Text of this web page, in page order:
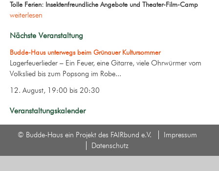
Tolle Ferien: Insektenfreundliche Angebote und Theater-Film-Camp
weiterlesen
Nächste Veranstaltung
Budde-Haus unterwegs beim Grünauer Kultursommer
Lagerfeuerlieder – Ein Feuer, eine Gitarre, viele Ohrwürmer vom
Volkslied bis zum Popsong im Robe...
12. August, 19:00 bis 20:30
Veranstaltungskalender
© Budde-Haus ein Projekt des FAIRbund e.V.
Impressum
Datenschutz